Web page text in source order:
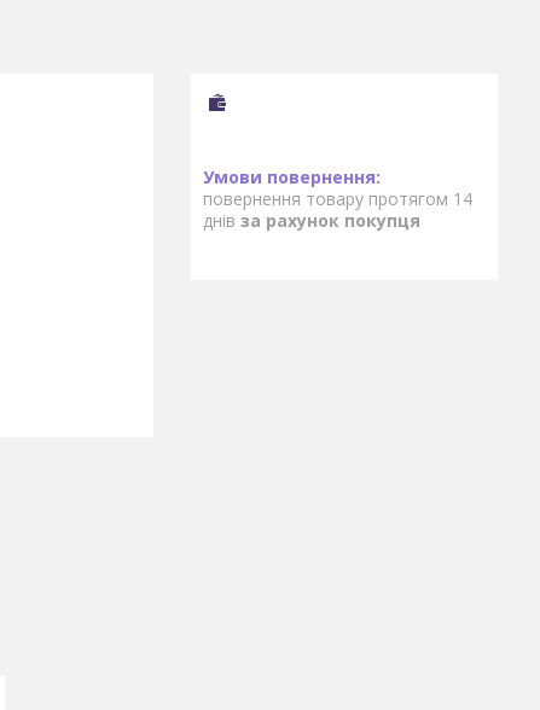
повернення товару протягом 14
днів за рахунок покупця